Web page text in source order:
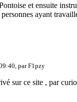
et ensuite
ayant
parF1pzy
sur ce site , par